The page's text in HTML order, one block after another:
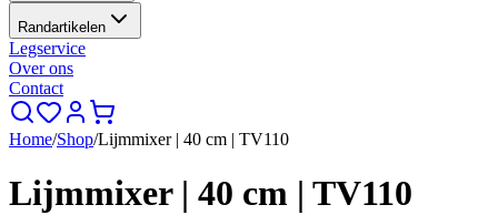
Randartikelen
Legservice
Over ons
Contact
Home/Shop/Lijmmixer | 40 cm | TV110
Lijmmixer | 40 cm | TV110